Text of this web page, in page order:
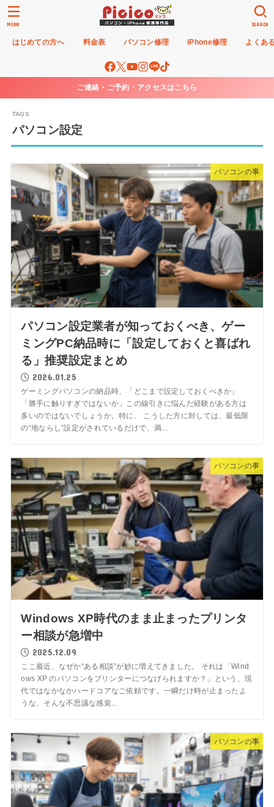
はじめての方へ 料金表 パソコン修理 iPhone修理 よくあ
SEARCH
MENU
ご連絡・ご予約・アクセスはこちら
パソコン設定
パソコンの事
パソコン設定業者が知っておくべき、ゲー
ミングPC納品時に「設定しておくと喜ばれ
る」推奨設定まとめ
2026.01.25
ゲーミングパソコンの納品時、「どこまで設定しておくべきか」
「勝手に触りすぎではないか」この線引きに悩んだ経験がある方は
多いのではないでしょうか。特に、 こうした方に対しては、最低限
の“地ならし”設定がされているだけで、満...
パソコンの事
Windows XP時代のまま止まったプリンタ
ー相談が急増中
2025.12.09
ここ最近、なぜか“ある相談”が妙に増えてきました。 それは「Wind
ows XP のパソコンをプリンターにつなげられますか？」という、現
代ではなかなかハードコアなご依頼です。一瞬だけ時が止まったよ
うな、そんな不思議な感覚...
パソコンの事